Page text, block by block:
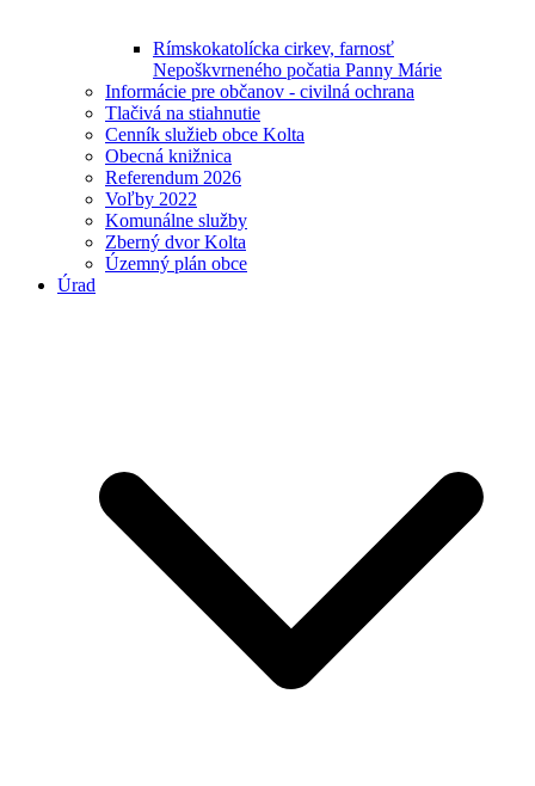
Rímskokatolícka cirkev, farnosť
Nepoškvrneného počatia Panny Márie
Informácie pre občanov - civilná ochrana
Tlačivá na stiahnutie
Cenník služieb obce Kolta
Obecná knižnica
Referendum 2026
Voľby 2022
Komunálne služby
Zberný dvor Kolta
Územný plán obce
Úrad